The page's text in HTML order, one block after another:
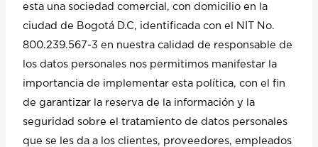
esta una sociedad comercial, con domicilio en la
ciudad de Bogotá D.C, identificada con el NIT No.
800.239.567-3 en nuestra calidad de responsable de
los datos personales nos permitimos manifestar la
importancia de implementar esta política, con el fin
de garantizar la reserva de la información y la
seguridad sobre el tratamiento de datos personales
que se les da a los clientes, proveedores, empleados